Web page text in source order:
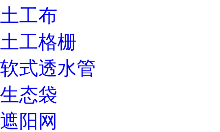
土工布
土工格栅
软式透水管
生态袋
遮阳网